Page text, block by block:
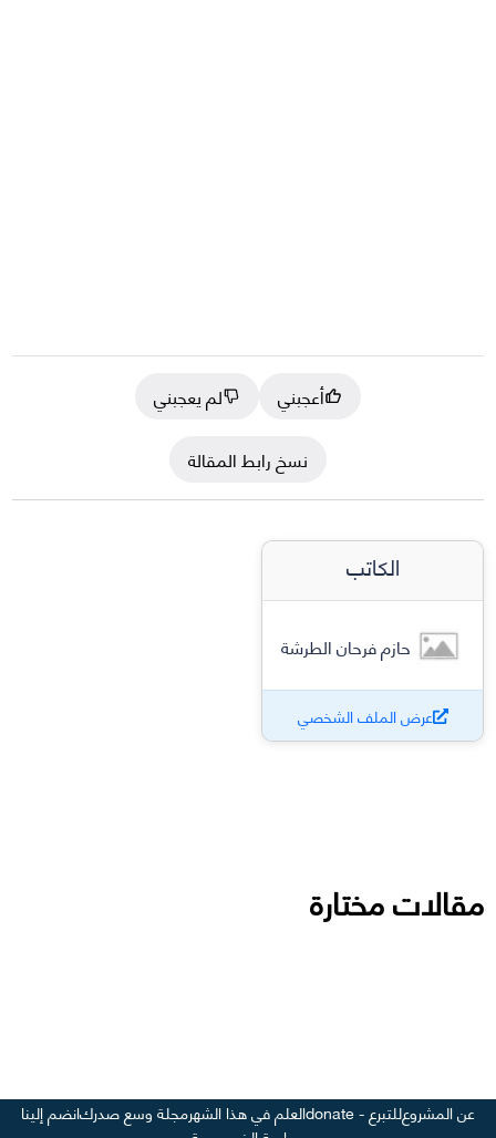
أعجبني
لم يعجبني
نسخ رابط المقالة
الكاتب
حازم فرحان الطرشة
عرض الملف الشخصي
مقالات مختارة
عن المشروعللتبرع - donate العلم في هذا الشهرمجلة وسع صدركانضم إلينا